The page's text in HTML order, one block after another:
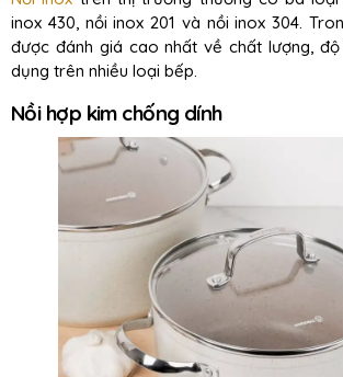
inox 430, nồi inox 201 và nồi inox 304.
được đánh giá cao nhất về chất lượng,
dụng trên nhiều loại bếp.
Nồi hợp kim chống dính